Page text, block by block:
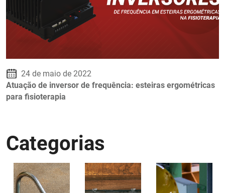
24 de maio de 2022
Atuação de inversor de frequência: esteiras ergométricas
para fisioterapia
Categorias